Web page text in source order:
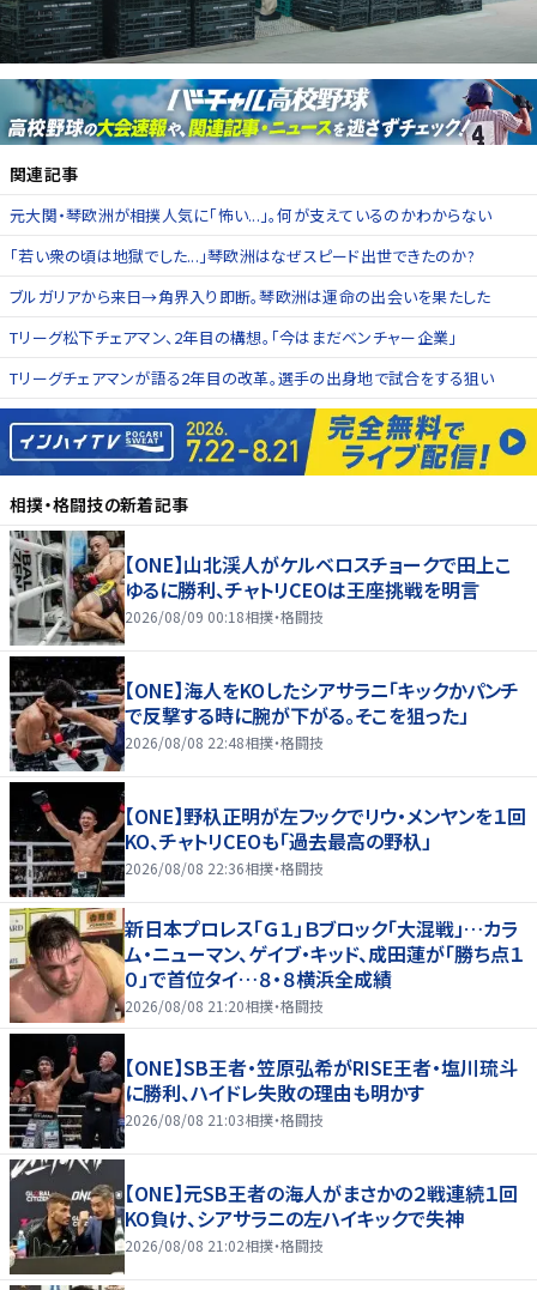
関連記事
元大関・琴欧洲が相撲人気に「怖い...」。何が支えているのかわからない
「若い衆の頃は地獄でした...」琴欧洲はなぜスピード出世できたのか?
ブルガリアから来日→角界入り即断。琴欧洲は運命の出会いを果たした
Tリーグ松下チェアマン、2年目の構想。「今はまだベンチャー企業」
Tリーグチェアマンが語る2年目の改革。選手の出身地で試合をする狙い
相撲・格闘技の新着記事
【ONE】山北渓人がケルベロスチョークで田上こ
ゆるに勝利、チャトリCEOは王座挑戦を明言
2026/08/09 00:18相撲・格闘技
【ONE】海人をKOしたシアサラニ「キックかパンチ
で反撃する時に腕が下がる。そこを狙った」
2026/08/08 22:48相撲・格闘技
【ONE】野杁正明が左フックでリウ・メンヤンを１回
KO、チャトリCEOも「過去最高の野杁」
2026/08/08 22:36相撲・格闘技
新日本プロレス「Ｇ１」Ｂブロック「大混戦」…カラ
ム・ニューマン、ゲイブ・キッド、成田蓮が「勝ち点１
０」で首位タイ…８・８横浜全成績
2026/08/08 21:20相撲・格闘技
【ONE】SB王者・笠原弘希がRISE王者・塩川琉斗
に勝利、ハイドレ失敗の理由も明かす
2026/08/08 21:03相撲・格闘技
【ONE】元SB王者の海人がまさかの２戦連続１回
KO負け、シアサラニの左ハイキックで失神
2026/08/08 21:02相撲・格闘技